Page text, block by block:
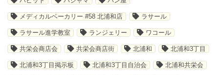
メディカルベーカリー #58 北浦和店 ラサール
ラサール進学教室 ランジェリー ワコール
共栄会商店会 共栄会商店街 北浦和 北浦和3丁目
北浦和3丁目掲示板 北浦和3丁目自治会 北浦和共栄会